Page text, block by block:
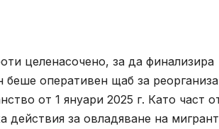
целенасочено, за да финализира
оперативен щаб за
от 1 януари 2025 г. Като част
действия за овладяване на